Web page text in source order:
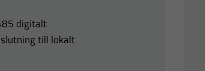
digitalt
till lokalt